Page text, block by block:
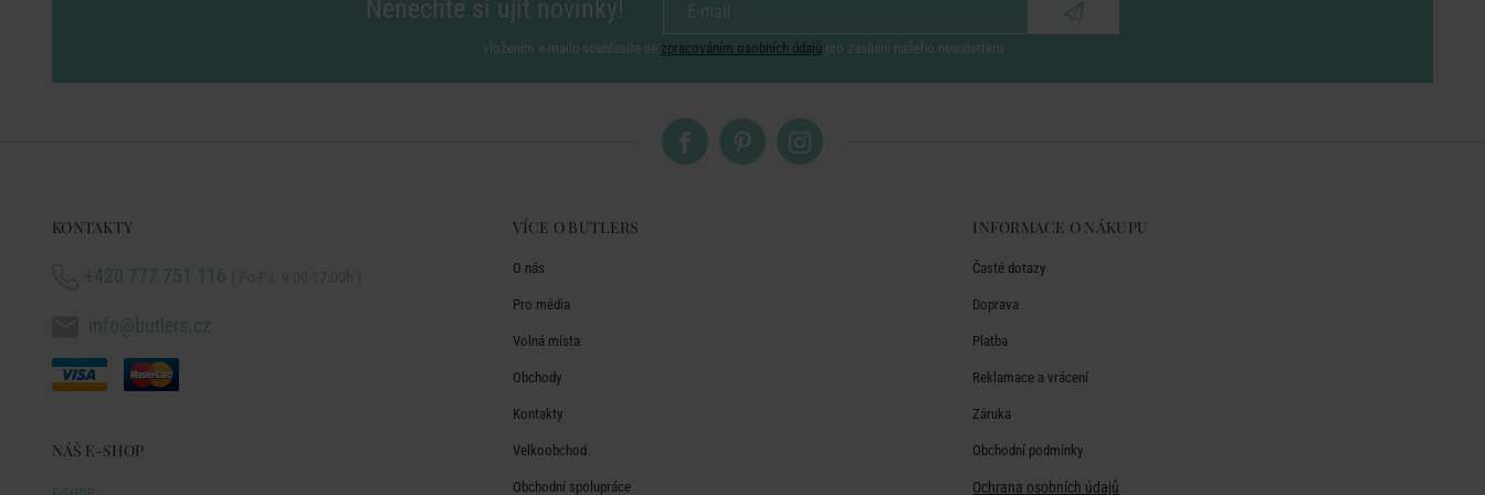
Nenechte si ujít novinky!
vložením e-mailu souhlasíte se zpracováním osobních údajů pro zasílání našeho newsletteru
KONTAKTY
+420 777 751 116
info@butlers.cz
NÁŠ E-SHOP
VÍCE O BUTLERS
O nás
Pro média
Volná místa
Obchody
Kontakty
Velkoobchod
Obchodní spolupráce
INFORMACE O NÁKUPU
Časté dotazy
Doprava
Platba
Reklamace a vrácení
Záruka
Obchodní podmínky
Ochrana osobních údajů